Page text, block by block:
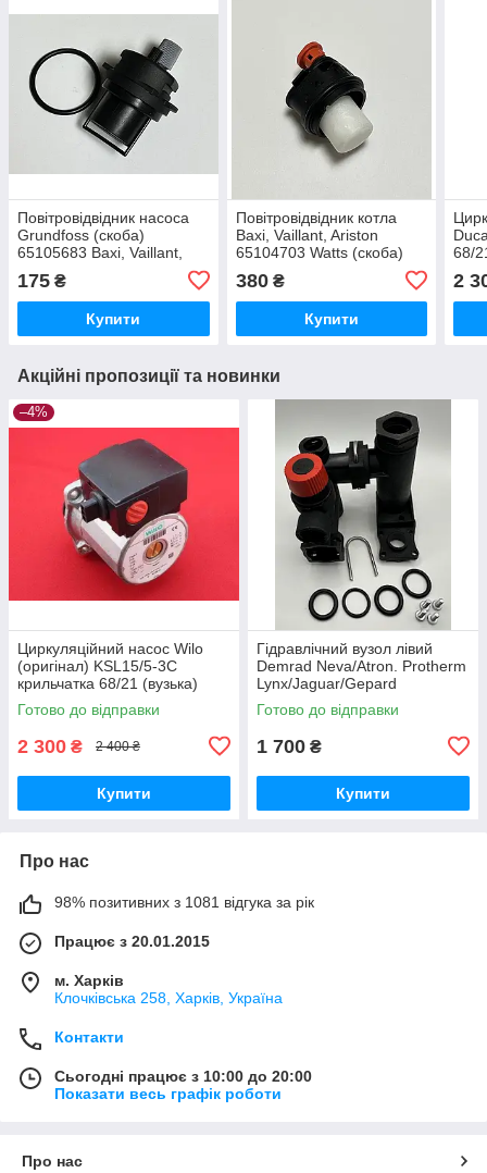
Повітровідвідник насоса
Grundfoss (скоба)
65105683 Baxi, Vaillant,
175 ₴
Купити
Повітровідвідник котла
Baxi, Vaillant, Ariston
65104703 Watts (скоба)
380₴
Купити
68/
2
Акційні пропозиції та новинки
–4%
Циркуляційний насос Wilo
(оригінал) KSL15/5-3C
крильчатка 68/21 (вузька)
Готово до відправки
2 300 ₴ 2 400 ₴
Купити
Гідравлічний вузол лівий
Demrad Neva/Atron. Protherm
Lynx/Jaguar/Gepard
0020118698/D003202242
Готово до відправки
1 700 ₴
Купити
Про нас
98% позитивних з 1081 відгука за рік
Працює з 20.01.2015
м. Харків
Клочкiвська 258, Харків, Україна
Контакти
Сьогодні працює з 10:00 до 20:00
Показати весь графік роботи
Про нас